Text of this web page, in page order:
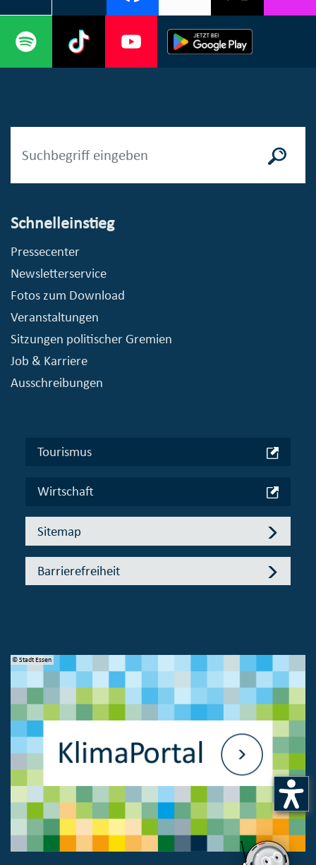
Schnelleinstieg
Pressecenter
Newsletterservice
Fotos zum Download
Veranstaltungen
Sitzungen politischer Gremien
Job & Karriere
Ausschreibungen
Tourismus
Wirtschaft
Sitemap
Barrierefreiheit
© Stadt Essen